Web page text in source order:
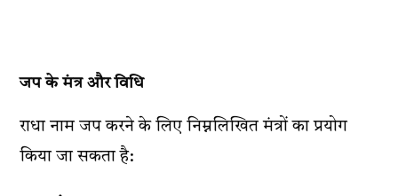
जप के मंत्र और विधि
राधा नाम जप करने के लिए निम्नलिखित मंत्रों का प्रयोग
किया जा सकता है: